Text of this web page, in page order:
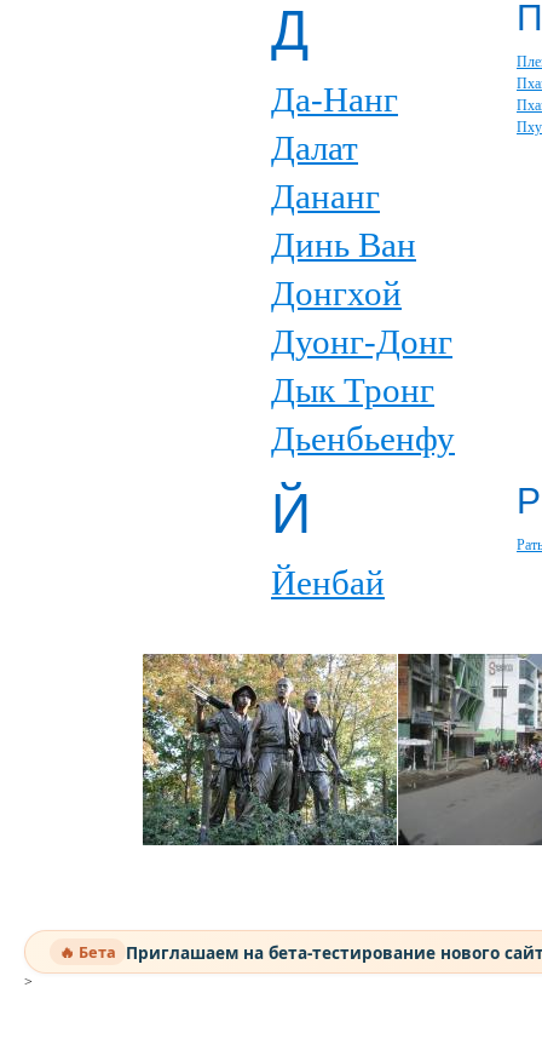
Д
Да-Нанг
Далат
Дананг
Динь Ван
Донгхой
Дуонг-Донг
Дык Тронг
Дьенбьенфу
П
Й
Йенбай
Р
🔥 Бета Приглашаем на бета-тестирование нового
>